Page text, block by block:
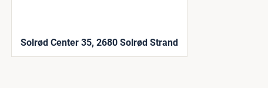
Solrød Center 35, 2680 Solrød Strand